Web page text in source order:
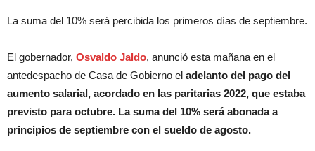
La suma del 10% será percibida los primeros días de septiembre.
El gobernador, Osvaldo Jaldo, anunció esta mañana en el
antedespacho de Casa de Gobierno el adelanto del pago del
aumento salarial, acordado en las paritarias 2022, que estaba
previsto para octubre. La suma del 10% será abonada a
principios de septiembre con el sueldo de agosto.